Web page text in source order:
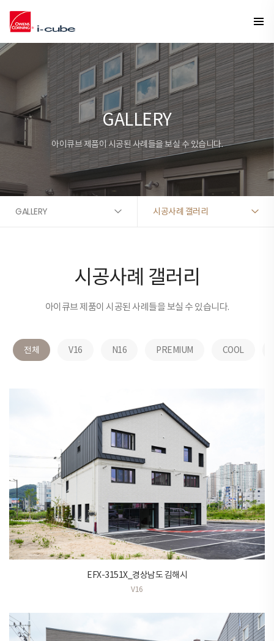
GALLERY
아이큐브 제품이 시공된 사례들을 보실 수 있습니다.
GALLERY 시공사례 갤러리
시공사례 갤러리
아이큐브 제품이 시공된 사례들을 보실 수 있습니다.
전체 V16 N16 PREMIUM COOL
EFX-3151X_경상남도 김해시
V16